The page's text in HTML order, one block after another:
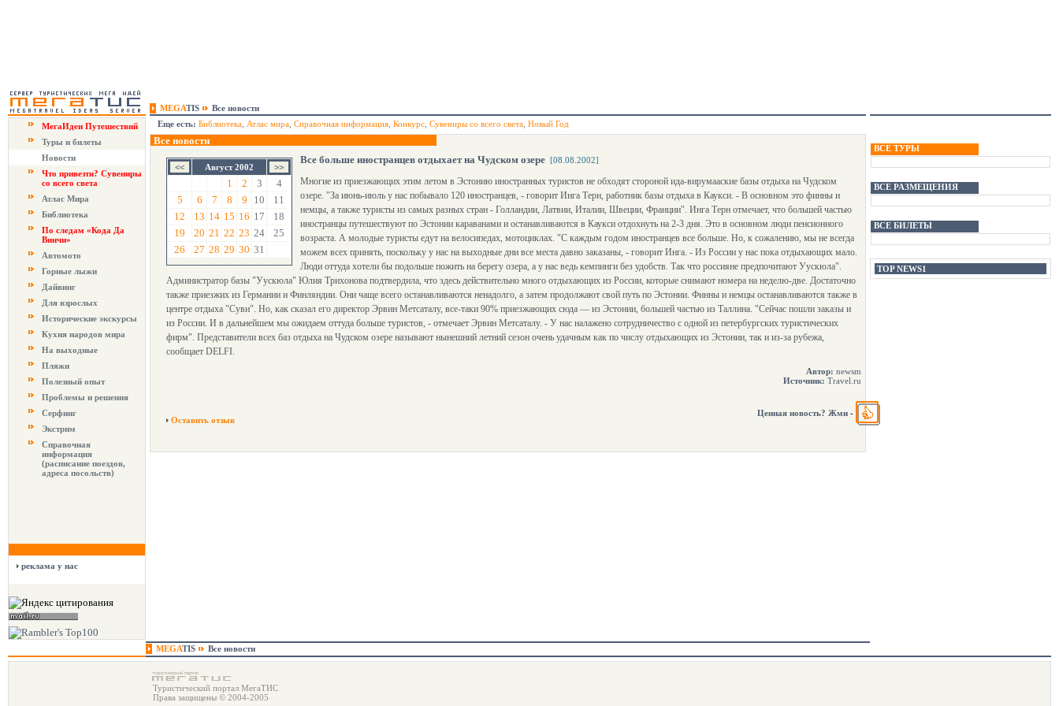
MEGATIS
Все новости
МегаИдеи Путешествий
Туры и билеты
Новости
Что привезти? Сувениры
со всего света
Атлас Мира
Библиотека
По следам «Кода Да
Винчи»
Автомото
Горные лыжи
Дайвинг
Для взрослых
Исторические экскурсы
Кухня народов мира
На выходные
Пляжи
Полезный опыт
Проблемы и решения
Серфинг
Экстрим
Справочная
информация
(расписание поездов,
адреса посольств)
реклама у нас
Еще есть: Библиотека Атлас мира Справочная информация Конкурс Сувениры со всего света Новый Год
Все новости
Август 2002
1 2 3
4
5
6 7 8 9 10
11
12
13 14 15 16 17
18
19
20 21 22 23 24
25
26
27 28 29 30 31
Все больше иностранцев отдыхает на Чудском озере [08.08.2002]
Многие из приезжающих этим летом в Эстонию иностранных туристов не обходят стороной ида-вирумааские базы отдыха на Чудском
озере. "За июнь-июль у нас побывало 120 иностранцев, - говорит Инга Терн, работник базы отдыха в Каукси. - В основном это финны и
немцы, а также туристы из самых разных стран - Голландии, Латвии, Италии, Швеции, Франции". Инга Терн отмечает, что большей частью
иностранцы путешествуют по Эстонии караванами и останавливаются в Каукси отдохнуть на 2-3 дня. Это в основном люди пенсионного
возраста. А молодые туристы едут на велосипедах, мотоциклах. "С каждым годом иностранцев все больше. Но, к сожалению, мы не всегда
можем всех принять, поскольку у нас на выходные дни все места давно заказаны, - говорит Инга. - Из России у нас пока отдыхающих мало.
Люди оттуда хотели бы подольше пожить на берегу озера, а у нас ведь кемпинги без удобств. Так что россияне предпочитают Уускюла".
Администратор базы "Уускюла" Юлия Трихонова подтвердила, что здесь действительно много отдыхающих из России, которые снимают номера на неделю-две. Достаточно
также приезжих из Германии и Финляндии. Они чаще всего останавливаются ненадолго, а затем продолжают свой путь по Эстонии. Финны и немцы останавливаются также в
центре отдыха "Суви". Но, как сказал его директор Эрвин Метсаталу, все-таки 90% приезжающих сюда — из Эстонии, большей частью из Таллина. "Сейчас пошли заказы и
из России. И в дальнейшем мы ожидаем оттуда больше туристов, - отмечает Эрвин Метсаталу. - У нас налажено сотрудничество с одной из петербургских туристических
фирм". Представители всех баз отдыха на Чудском озере называют нынешний летний сезон очень удачным как по числу отдыхающих из Эстонии, так и из-за рубежа,
сообщает DELFI.
Автор: newsm
Источник: Travel.ru
Оставить отзыв
Ценная новость? Жми -
ВСЕ ТУРЫ
ВСЕ РАЗМЕЩЕНИЯ
ВСЕ БИЛЕТЫ
TOP NEWS1
MEGATIS Все новости
Туристический портал МегаТИС
Права защищены © 2004-2005